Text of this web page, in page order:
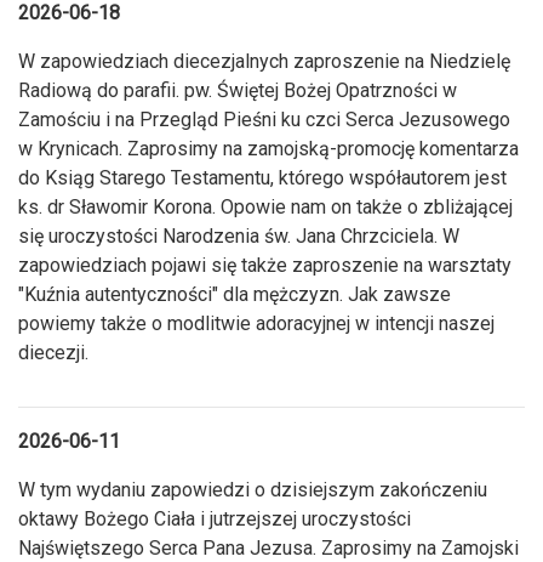
2026-06-18
W zapowiedziach diecezjalnych zaproszenie na Niedzielę
Radiową do parafii. pw. Świętej Bożej Opatrzności w
Zamościu i na Przegląd Pieśni ku czci Serca Jezusowego
w Krynicach. Zaprosimy na zamojską-promocję komentarza
do Ksiąg Starego Testamentu, którego współautorem jest
ks. dr Sławomir Korona. Opowie nam on także o zbliżającej
się uroczystości Narodzenia św. Jana Chrzciciela. W
zapowiedziach pojawi się także zaproszenie na warsztaty
"Kuźnia autentyczności" dla mężczyzn. Jak zawsze
powiemy także o modlitwie adoracyjnej w intencji naszej
diecezji.
2026-06-11
W tym wydaniu zapowiedzi o dzisiejszym zakończeniu
oktawy Bożego Ciała i jutrzejszej uroczystości
Najświętszego Serca Pana Jezusa. Zaprosimy na Zamojski